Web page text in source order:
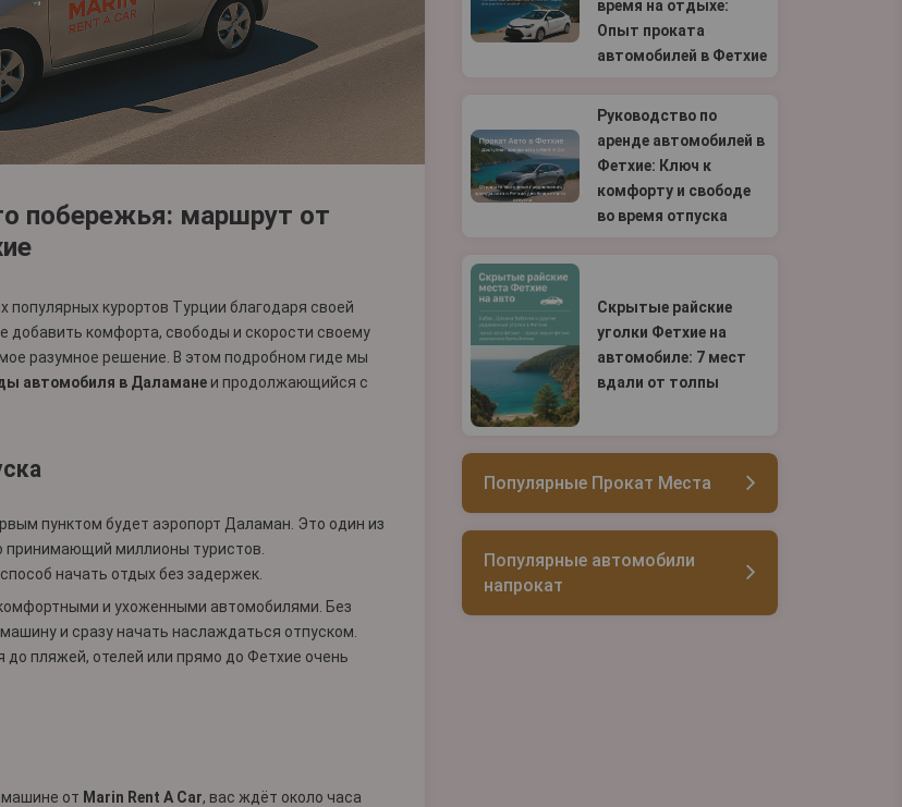
побережья: маршрут от
курортов Турции благодаря своей
добавить комфорта, свободы и скорости своему
разумное решение. В этом подробном гиде мы
автомобиля в Даламанеи продолжающийся с
пунктом будет аэропорт Даламан. Это один из
принимающий миллионы туристов.
начать отдых без задержек.
и ухоженными автомобилями. Без
и сразу начать наслаждаться отпуском.
до пляжей, отелей или прямо до Фетхие очень
машине от Marin Rent A Car, вас ждёт около часа
время на отдыхе:
Опыт проката
автомобилей в Фетхие
Руководство по
аренде автомобилей в
Фетхие: Ключ к
комфорту и свободе
во время отпуска
Скрытые райские
уголки Фетхие на
автомобиле: 7 мест
вдали от толпы
Популярные Прокат Места
Популярные автомобили
напрокат